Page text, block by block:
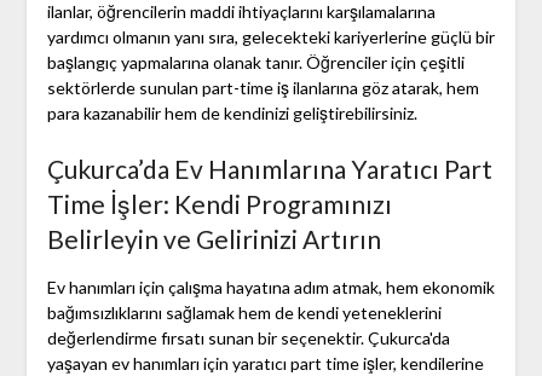
ilanlar, öğrencilerin maddi ihtiyaçlarını karşılamalarına
yardımcı olmanın yanı sıra, gelecekteki kariyerlerine güçlü bir
başlangıç yapmalarına olanak tanır. Öğrenciler için çeşitli
sektörlerde sunulan part-time iş ilanlarına göz atarak, hem
para kazanabilir hem de kendinizi geliştirebilirsiniz.
Çukurca’da Ev Hanımlarına Yaratıcı Part
Time İşler: Kendi Programınızı
Belirleyin ve Gelirinizi Artırın
Ev hanımları için çalışma hayatına adım atmak, hem ekonomik
bağımsızlıklarını sağlamak hem de kendi yeteneklerini
değerlendirme fırsatı sunan bir seçenektir. Çukurca'da
yaşayan ev hanımları için yaratıcı part time işler, kendilerine